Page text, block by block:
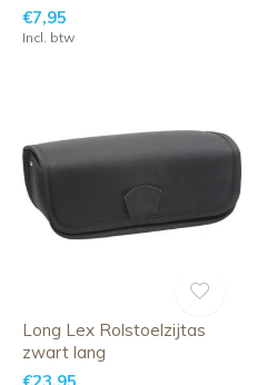
€7,95
Incl. btw
Long Lex Rolstoelzijtas
zwart lang